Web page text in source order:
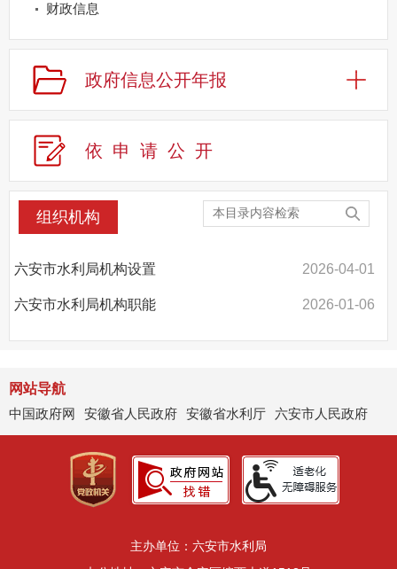
财政信息
重点领域公开
规划信息
建议提案办理
公务员及事业单位招录
应急管理
回应关切
监督保障
其他法定信息
政府信息公开年报
依申请公 开
组织机构
六安市水利局机构设置 2026-04-01
六安市水利局机构职能 2026-01-06
网站导航
中国政府网
安徽省人民政府 安徽省水利厅 六安市人民政府
主办单位：六安市水利局